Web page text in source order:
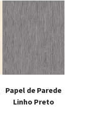
Papel de Parede
Linho Preto